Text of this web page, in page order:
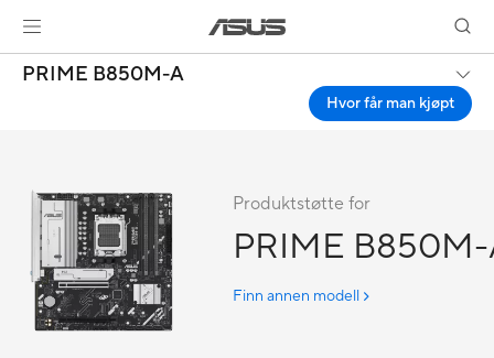
PRIME B850M-A
Hvor får man kjøpt
Produktstøtte for
PRIME
Finn annen modell